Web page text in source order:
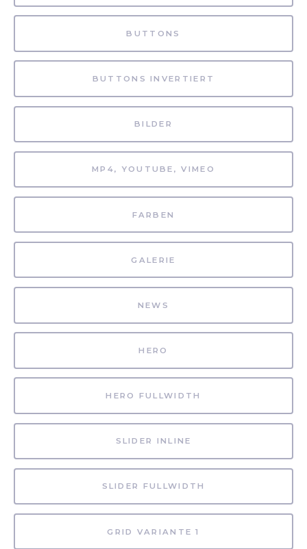
BUTTONS
BUTTONS INVERTIERT
BILDER
MP4, YOUTUBE, VIMEO
FARBEN
GALERIE
NEWS
HERO
HERO FULLWIDTH
SLIDER INLINE
SLIDER FULLWIDTH
GRID VARIANTE 1